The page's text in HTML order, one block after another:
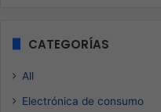
CATEGORÍAS
All
Electrónica de consumo